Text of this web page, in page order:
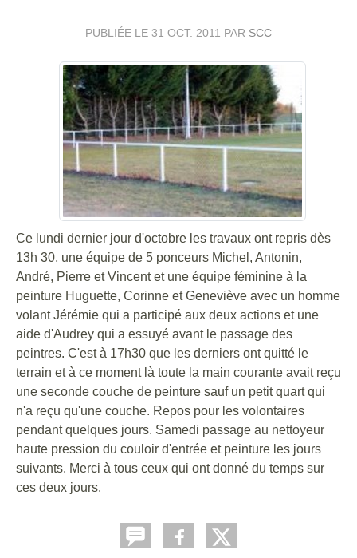
PUBLIÉE LE 31 OCT. 2011 PAR SCC
Ce lundi dernier jour d'octobre les travaux ont repris dès
13h 30, une équipe de 5 ponceurs Michel, Antonin,
André, Pierre et Vincent et une équipe féminine à la
peinture Huguette, Corinne et Geneviève avec un homme
volant Jérémie qui a participé aux deux actions et une
aide d'Audrey qui a essuyé avant le passage des
peintres. C'est à 17h30 que les derniers ont quitté le
terrain et à ce moment là toute la main courante avait reçu
une seconde couche de peinture sauf un petit quart qui
n'a reçu qu'une couche. Repos pour les volontaires
pendant quelques jours. Samedi passage au nettoyeur
haute pression du couloir d'entrée et peinture les jours
suivants. Merci à tous ceux qui ont donné du temps sur
ces deux jours.